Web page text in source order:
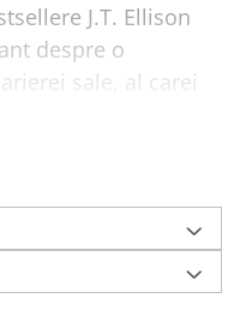
J.T. Ellison
despre o
sale, al carei
tot ceea ce are –
sa ofere o
Dar pentru
surpriza dintre